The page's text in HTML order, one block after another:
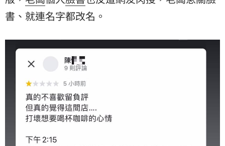
書、就連名字都改名。